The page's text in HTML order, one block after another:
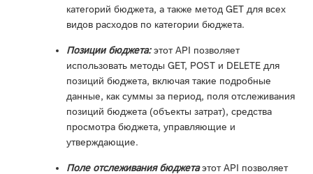
категорий бюджета, а также метод GET для всех
видов расходов по категории бюджета.
Позиции бюджета:этот API позволяет
использовать методы GET, POST и DELETE для
позиций бюджета, включая такие подробные
данные, как суммы за период, поля отслеживания
позиций бюджета (объекты затрат), средства
просмотра бюджета, управляющие и
утверждающие.
Поле отслеживания бюджетаэтот API позволяет